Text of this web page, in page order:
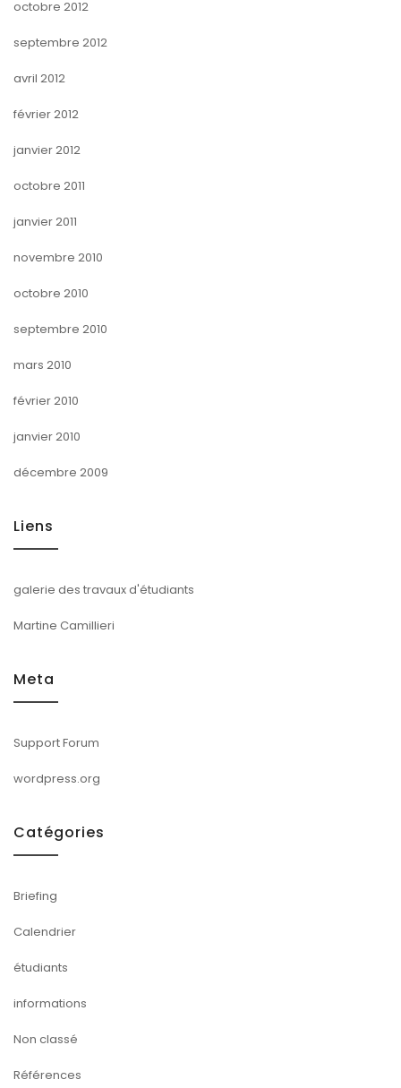
octobre 2012
septembre 2012
avril 2012
février 2012
janvier 2012
octobre 2011
janvier 2011
novembre 2010
octobre 2010
septembre 2010
mars 2010
février 2010
janvier 2010
décembre 2009
Liens
galerie des travaux d'étudiants
Martine Camillieri
Meta
Support Forum
wordpress.org
Catégories
Briefing
Calendrier
étudiants
informations
Non classé
Références